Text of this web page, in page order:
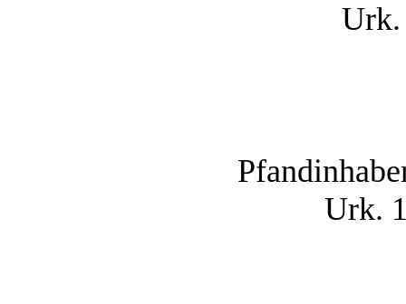
Urk.
Urk.